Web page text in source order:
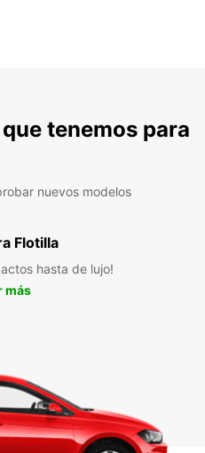
tenemos para
nuevos modelos
Flotilla
hasta de lujo!
más